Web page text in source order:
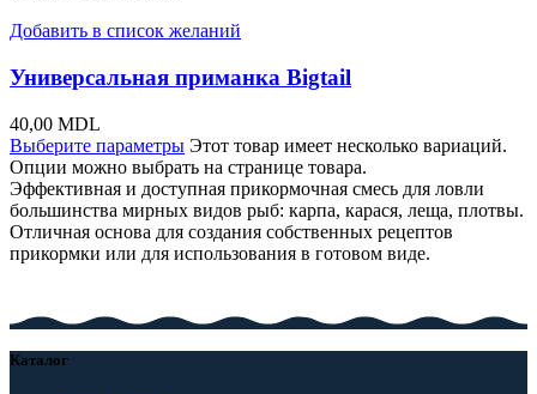
Добавить в список желаний
Универсальная приманка Bigtail
40,00 MDL
Выберите параметры Этот товар имеет несколько вариаций.
Опции можно выбрать на странице товара.
Эффективная и доступная прикормочная смесь для ловли
большинства мирных видов рыб: карпа, карася, леща, плотвы.
Отличная основа для создания собственных рецептов
прикормки или для использования в готовом виде.
Каталог